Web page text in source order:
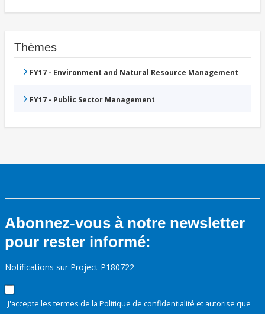
Thèmes
FY17 - Environment and Natural Resource Management
FY17 - Public Sector Management
Abonnez-vous à notre newsletter
pour rester informé:
Notifications sur Project P180722
J'accepte les termes de la Politique de confidentialité et autorise que